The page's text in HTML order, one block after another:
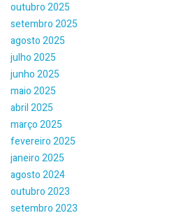
outubro 2025
setembro 2025
agosto 2025
julho 2025
junho 2025
maio 2025
abril 2025
março 2025
fevereiro 2025
janeiro 2025
agosto 2024
outubro 2023
setembro 2023